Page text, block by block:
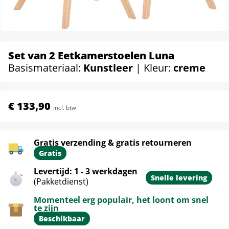
Set van 2 Eetkamerstoelen Luna
Basismateriaal: Kunstleer | Kleur: creme
€ 133,90 incl. btw
Gratis verzending & gratis retourneren
Gratis
Levertijd: 1 - 3 werkdagen
(Pakketdienst)
Snelle levering
Momenteel erg populair, het loont om snel
te zijn
Beschikbaar